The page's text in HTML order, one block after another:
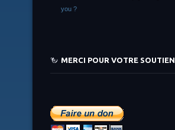
you ?
MERCI POUR VOTRE SOUTIEN